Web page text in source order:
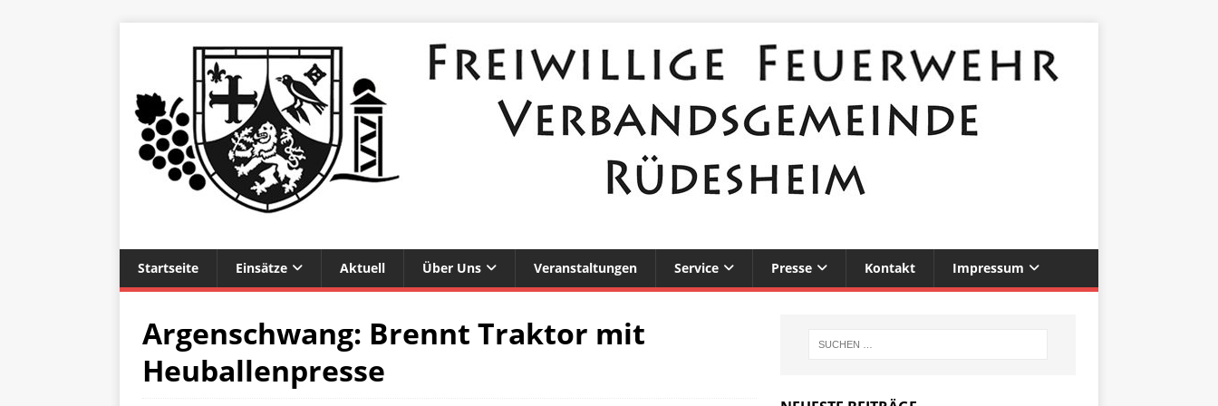
Startseite Einsätze Aktuell Über Uns Veranstaltungen Service Presse Kontakt Impressum
Argenschwang: Brennt Traktor mit
Heuballenpresse